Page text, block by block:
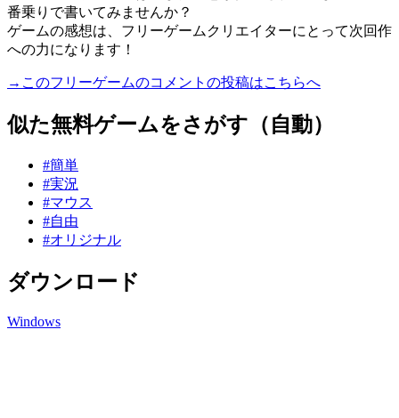
番乗りで書いてみませんか？
ゲームの感想は、フリーゲームクリエイターにとって次回作
への力になります！
→このフリーゲームのコメントの投稿はこちらへ
似た無料ゲームをさがす（自動）
#簡単
#実況
#マウス
#自由
#オリジナル
ダウンロード
Windows